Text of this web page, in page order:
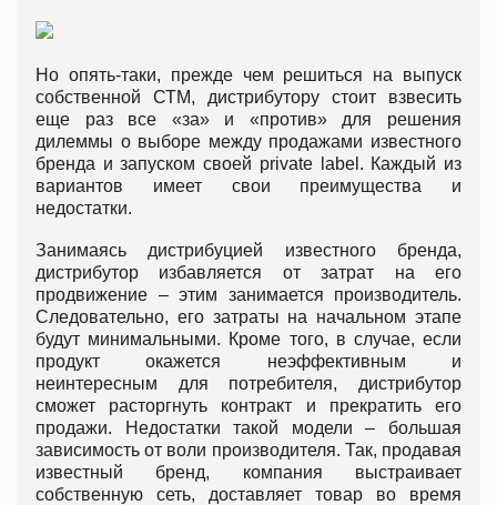
Но опять-таки, прежде чем решиться на выпуск
собственной СТМ, дистрибутору стоит взвесить
еще раз все «за» и «против» для решения
дилеммы о выборе между продажами известного
бренда и запуском своей private label. Каждый из
вариантов имеет свои преимущества и
недостатки.
Занимаясь дистрибуцией известного бренда,
дистрибутор избавляется от затрат на его
продвижение – этим занимается производитель.
Следовательно, его затраты на начальном этапе
будут минимальными. Кроме того, в случае, если
продукт окажется неэффективным и
неинтересным для потребителя, дистрибутор
сможет расторгнуть контракт и прекратить его
продажи. Недостатки такой модели – большая
зависимость от воли производителя. Так, продавая
известный бренд, компания выстраивает
собственную сеть, доставляет товар во время